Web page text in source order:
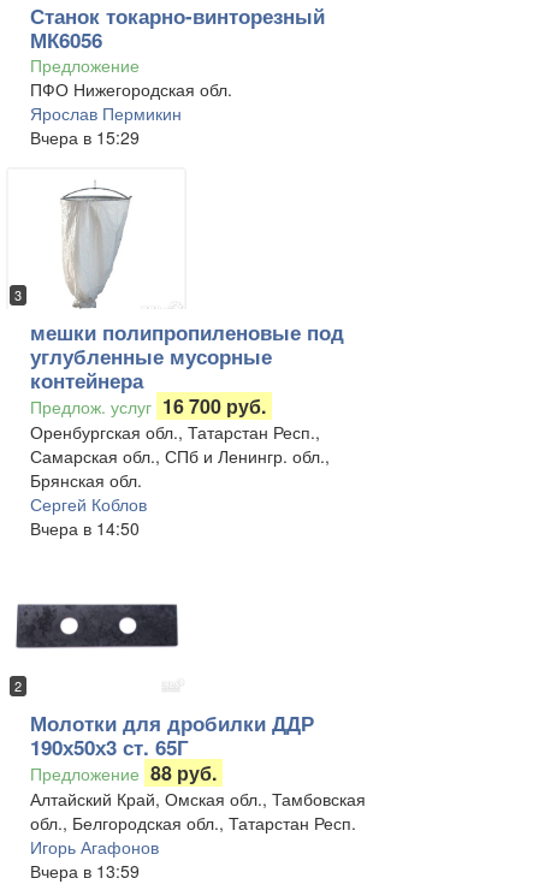
Станок токарно-винторезный
МК6056
Предложение
ПФО Нижегородская обл.
Ярослав Пермикин
Вчера в 15:29
3
мешки полипропиленовые под
углубленные мусорные
контейнера
Предлож. услуг 16 700 руб.
Оренбургская обл., Татарстан Респ.,
Самарская обл., СПб и Ленингр. обл.,
Брянская обл.
Сергей Коблов
Вчера в 14:50
2
Молотки для дробилки ДДР
190х50х3 ст. 65Г
Предложение 88 руб.
Алтайский Край, Омская обл., Тамбовская
обл., Белгородская обл., Татарстан Респ.
Игорь Агафонов
Вчера в 13:59